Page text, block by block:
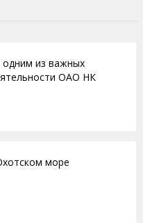
одним из важных
ОАО НК
море